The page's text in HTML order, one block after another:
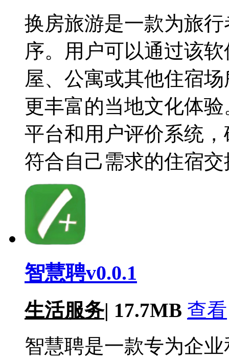
换房旅游是一款为旅
序。用户可以通过该
屋、公寓或其他住宿
更丰富的当地文化体
平台和用户评价系统
符合自己需求的住宿交
智慧聘v0.0.1
生活服务| 17.7MB 查看
智慧聘是一款专为企